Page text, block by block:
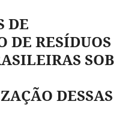
DE
DE RESÍDUOS
SOB
DESSAS